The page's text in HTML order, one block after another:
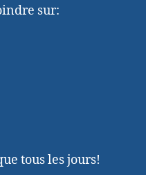
sur:
tous les jours!